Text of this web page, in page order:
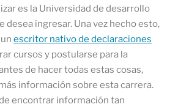
es la Universidad de desarrollo
desea ingresar. Una vez hecho esto,
escritor nativo de declaraciones
cursos y postularse para la
de hacer todas estas cosas,
información sobre esta carrera.
encontrar información tan